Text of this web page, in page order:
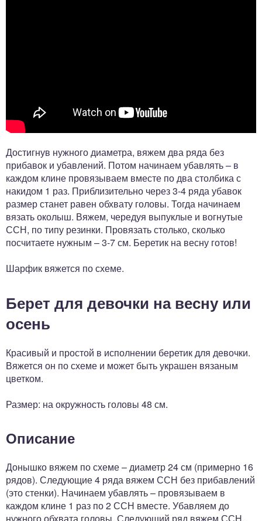
Достигнув нужного диаметра, вяжем два ряда без
прибавок и убавлений. Потом начинаем убавлять – в
каждом клине провязываем вместе по два столбика с
накидом 1 раз. Приблизительно через 3-4 ряда убавок
размер станет равен обхвату головы. Тогда начинаем
вязать околыш. Вяжем, чередуя выпуклые и вогнутые
ССН, по типу резинки. Провязать столько, сколько
посчитаете нужным – 3-7 см. Беретик на весну готов!
Шарфик вяжется по схеме.
Берет для девочки на весну или
осень
Красивый и простой в исполнении беретик для девочки.
Вяжется он по схеме и может быть украшен вязаным
цветком.
Размер: на окружность головы 48 см.
Описание
Донышко вяжем по схеме – диаметр 24 см (примерно 16
рядов). Следующие 4 ряда вяжем ССН без прибавлений
(это стенки). Начинаем убавлять – провязываем в
каждом клине 1 раз по 2 ССН вместе. Убавляем до